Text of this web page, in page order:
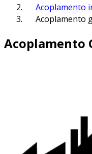
Acoplamento
Acoplamento
Acoplamento